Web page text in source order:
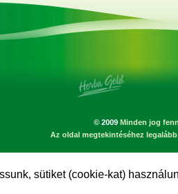
© 2009 Minden jog
Az oldal megtekintéséhez
sütiket (cookie-kat)